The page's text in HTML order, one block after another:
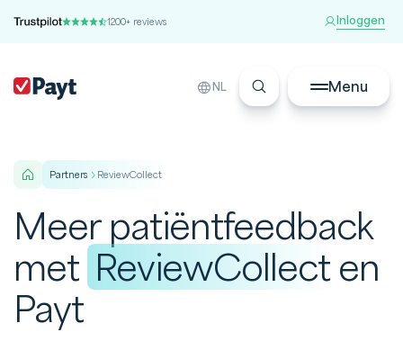
1200+ reviews Inloggen
NL Menu
partners ReviewCollect
Meer patiëntfeedback
met ReviewCollect en
Payt